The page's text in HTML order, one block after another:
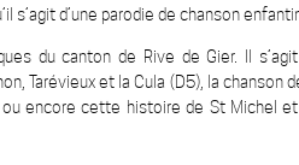
s’agit d’une parodie de chanson
du canton de Rive de Gier. Il
Tarévieux et la Cula (D5), la chanson
ou encore cette histoire de St Michel